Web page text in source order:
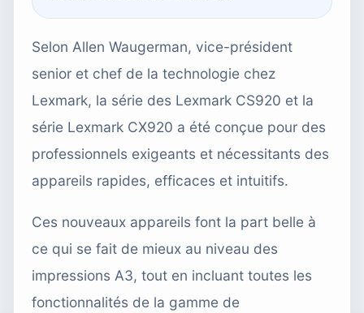
Selon Allen Waugerman, vice-président
senior et chef de la technologie chez
Lexmark, la série des Lexmark CS920 et la
série Lexmark CX920 a été conçue pour des
professionnels exigeants et nécessitants des
appareils rapides, efficaces et intuitifs.
Ces nouveaux appareils font la part belle à
ce qui se fait de mieux au niveau des
impressions A3, tout en incluant toutes les
fonctionnalités de la gamme de